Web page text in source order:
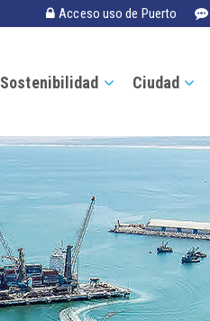
Acceso uso de Puerto
Sostenibilidad Ciudad